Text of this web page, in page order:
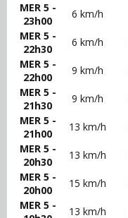
MER 5 -
23h00
6 km/h
MER 5 -
22h30
6 km/h
MER 5 -
22h00
9 km/h
MER 5 -
21h30
9 km/h
MER 5 -
21h00
13 km/h
MER 5 -
20h30
13 km/h
MER 5 -
20h00
15 km/h
MER 5 -
13 km/h